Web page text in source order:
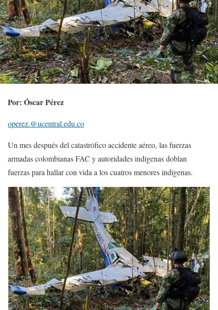
Por: Óscar Pérez
operez.@ucentral.edu.co
Un mes después del catastrófico accidente aéreo, las fuerzas
armadas colombianas FAC y autoridades indígenas doblan
fuerzas para hallar con vida a los cuatros menores indígenas.